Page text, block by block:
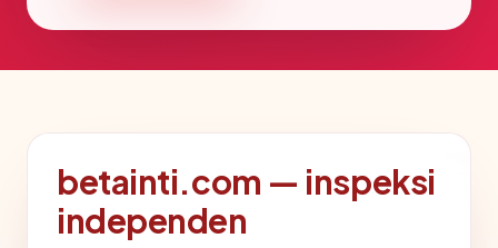
betainti.com — inspeksi
independen